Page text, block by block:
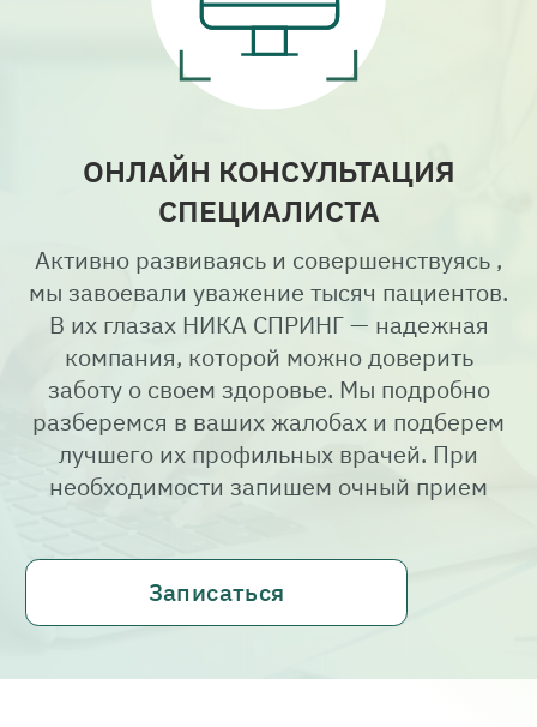
ОНЛАЙН КОНСУЛЬТАЦИЯ
СПЕЦИАЛИСТА
Активно развиваясь и совершенствуясь ,
мы завоевали уважение тысяч пациентов.
В их глазах НИКА СПРИНГ — надежная
компания, которой можно доверить
заботу о своем здоровье. Мы подробно
разберемся в ваших жалобах и подберем
лучшего их профильных врачей. При
необходимости запишем очный прием
Записаться